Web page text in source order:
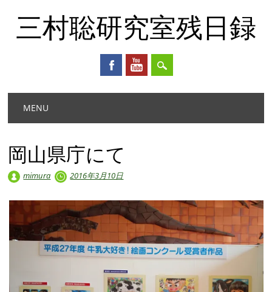
三村聡研究室残日録
Main menu
MENU
岡山県庁にて
mimura 2016年3月10日